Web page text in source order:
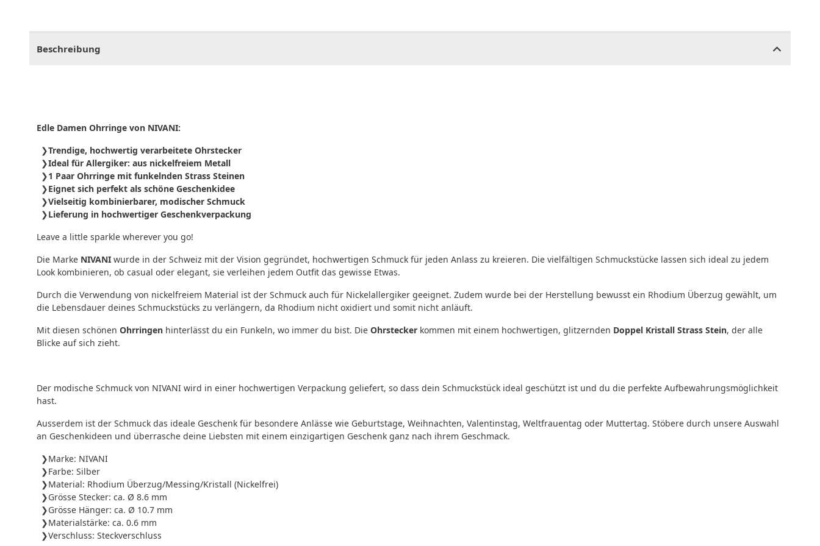
Beschreibung
Edle Damen Ohrringe von NIVANI:
Trendige, hochwertig verarbeitete Ohrstecker
Ideal für Allergiker: aus nickelfreiem Metall
1 Paar Ohrringe mit funkelnden Strass Steinen
Eignet sich perfekt als schöne Geschenkidee
Vielseitig kombinierbarer, modischer Schmuck
Lieferung in hochwertiger Geschenkverpackung
Leave a little sparkle wherever you go!
Die Marke NIVANI wurde in der Schweiz mit der Vision gegründet, hochwertigen Schmuck für jeden Anlass zu kreieren. Die vielfältigen Schmuckstücke lassen sich ideal zu jedem
Look kombinieren, ob casual oder elegant, sie verleihen jedem Outfit das gewisse Etwas.
Durch die Verwendung von nickelfreiem Material ist der Schmuck auch für Nickelallergiker geeignet. Zudem wurde bei der Herstellung bewusst ein Rhodium Überzug gewählt, um
die Lebensdauer deines Schmuckstücks zu verlängern, da Rhodium nicht oxidiert und somit nicht anläuft.
Mit diesen schönen Ohrringen hinterlässt du ein Funkeln, wo immer du bist. Die Ohrstecker kommen mit einem hochwertigen, glitzernden Doppel Kristall Strass Stein, der alle
Blicke auf sich zieht.
Der modische Schmuck von NIVANI wird in einer hochwertigen Verpackung geliefert, so dass dein Schmuckstück ideal geschützt ist und du die perfekte Aufbewahrungsmöglichkeit
hast.
Ausserdem ist der Schmuck das ideale Geschenk für besondere Anlässe wie Geburtstage, Weihnachten, Valentinstag, Weltfrauentag oder Muttertag. Stöbere durch unsere Auswahl
an Geschenkideen und überrasche deine Liebsten mit einem einzigartigen Geschenk ganz nach ihrem Geschmack.
Marke: NIVANI
Farbe: Silber
Material: Rhodium Überzug/Messing/Kristall (Nickelfrei)
Grösse Stecker: ca. Ø 8.6 mm
Grösse Hänger: ca. Ø 10.7 mm
Materialstärke: ca. 0.6 mm
Verschluss: Steckverschluss